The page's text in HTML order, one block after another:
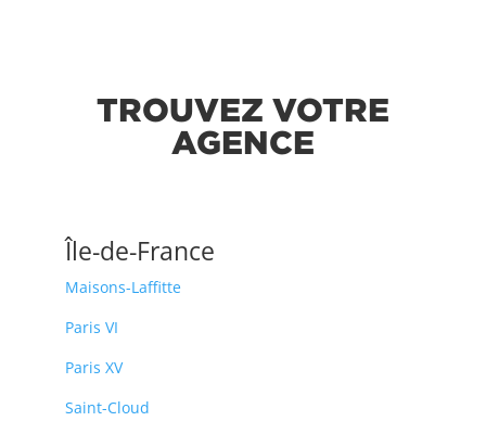
TROUVEZ VOTRE
AGENCE
Île-de-France
Maisons-Laffitte
Paris VI
Paris XV
Saint-Cloud